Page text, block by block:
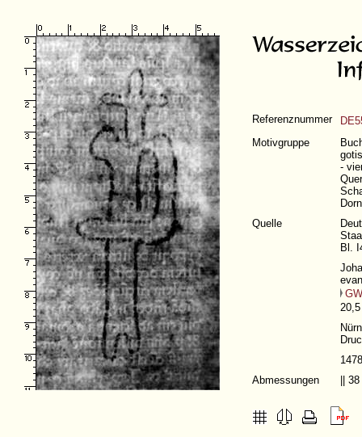
Referenznummer
Motivgruppe
-
Quelle
Bl.
GW
1478
Abmessungen
||